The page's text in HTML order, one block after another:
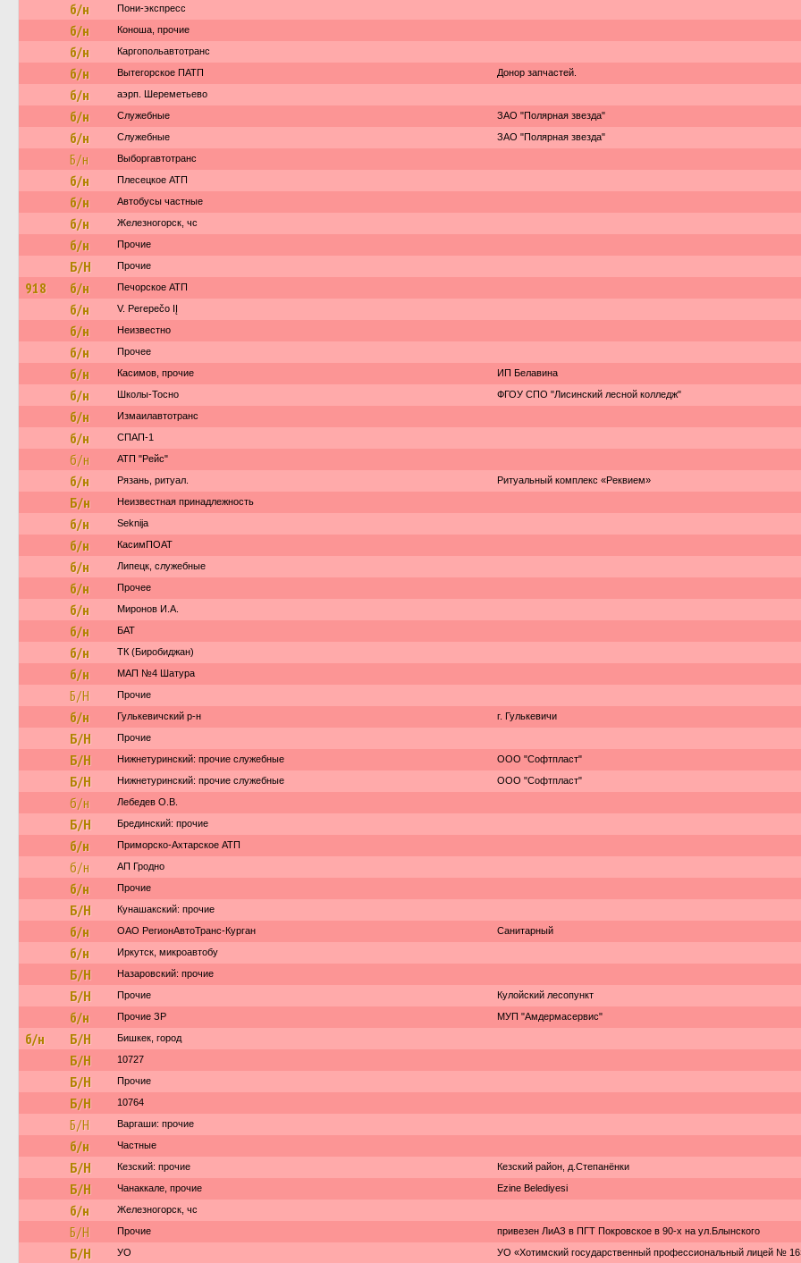
б/н Пони-экспресс
б/н Коноша, прочие
б/н Каргопольавтотранс
б/н Вытегорское ПАТП Донор запчастей.
б/н аэрп. Шереметьево
б/н Служебные ЗАО "Полярная звезда"
б/н Служебные ЗАО "Полярная звезда"
Б/н Выборгавтотранс
б/н Плесецкое АТП
б/н Автобусы частные
б/н Железногорск, чс
б/н Прочие
Б/Н Прочие
918 б/н Печорское АТП
б/н V. Perepečo IĮ
б/н Неизвестно
б/н Прочее
б/н Касимов, прочие ИП Белавина
б/н Школы-Тосно ФГОУ СПО "Лисинский лесной колледж"
б/н Измаилавтотранс
б/н СПАП-1
б/н АТП "Рейс"
б/н Рязань, ритуал. Ритуальный комплекс «Реквием»
Б/н Неизвестная принадлежность
б/н Seknija
б/н КасимПОАТ
б/н Липецк, служебные
б/н Прочее
б/н Миронов И.А.
б/н БАТ
б/н ТК (Биробиджан)
б/н МАП №4 Шатура
Б/Н Прочие
б/н Гулькевичский р-н г. Гулькевичи
Б/Н Прочие
Б/Н Нижнетуринский: прочие служебные ООО "Софтпласт"
Б/Н Нижнетуринский: прочие служебные ООО "Софтпласт"
б/н Лебедев О.В.
Б/Н Брединский: прочие
б/н Приморско-Ахтарское АТП
б/н АП Гродно
б/н Прочие
Б/Н Кунашакский: прочие
б/н ОАО РегионАвтоТранс-Курган Санитарный
б/н Иркутск, микроавтобу
Б/Н Назаровский: прочие
Б/Н Прочие Кулойский лесопункт
б/н Прочие ЗР МУП "Амдермасервис"
б/н Б/Н Бишкек, город
Б/Н 10727
Б/Н Прочие
Б/Н 10764
Б/Н Варгаши: прочие
б/н Частные
Б/Н Кезский: прочие Кезский район, д.Степанёнки
Б/Н Чанаккале, прочие Ezine Belediyesi
б/н Железногорск, чс
Б/Н Прочие привезен ЛиАЗ в ПГТ Покровское в 90-х на ул.Блынского
Б/Н УО УО «Хотимский государственный профессиональный лицей №